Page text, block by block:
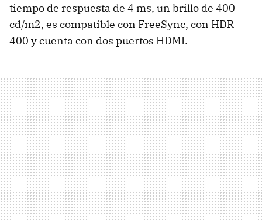
tiempo de respuesta de 4 ms, un brillo de 400
cd/m2, es compatible con FreeSync, con HDR
400 y cuenta con dos puertos HDMI.